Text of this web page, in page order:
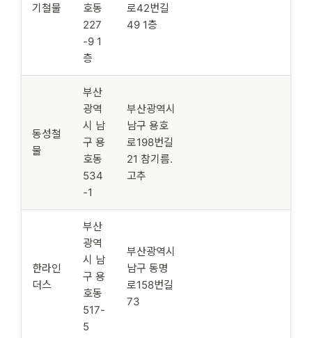
기철물
호동
227
-9 1
층
로42번길
49 1층
동성철
물
부산
광역
시 남
구 용
호동
534
-1
부산광역시
남구 용호
로198번길
21 참기름.
고추
한라인
더스
부산
광역
시 남
구 용
호동
517-
5
부산광역시
남구 동명
로158번길
73